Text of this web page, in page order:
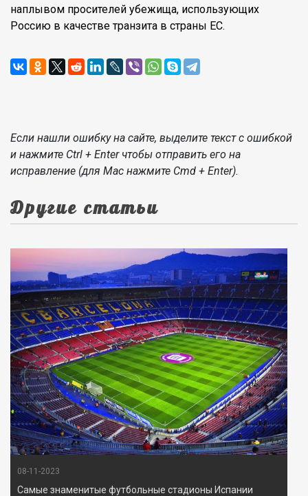
наплывом просителей убежища, использующих
Россию в качестве транзита в страны ЕС.
Если нашли ошибку на сайте, выделите текст с ошибкой
и нажмите Ctrl + Enter чтобы отправить его на
исправление (для Mac нажмите Cmd + Enter).
Другие статьи
08-11-2023
Самые знаменитые футбольные стадионы Испании